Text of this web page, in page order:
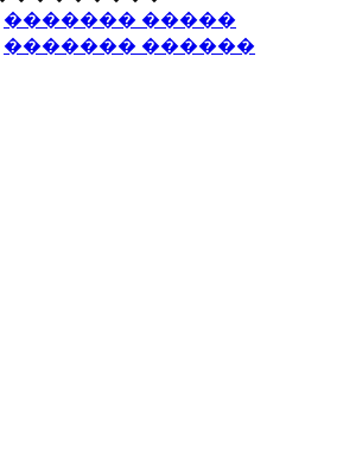
������� �����
������� ������